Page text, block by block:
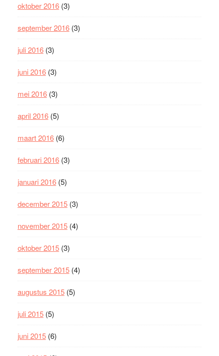
oktober 2016(3)
september 2016(3)
juli 2016(3)
juni 2016(3)
mei 2016(3)
april 2016(5)
maart 2016(6)
februari 2016(3)
januari 2016(5)
december 2015(3)
november 2015(4)
oktober 2015(3)
september 2015(4)
augustus 2015(5)
juli 2015(5)
juni 2015(6)